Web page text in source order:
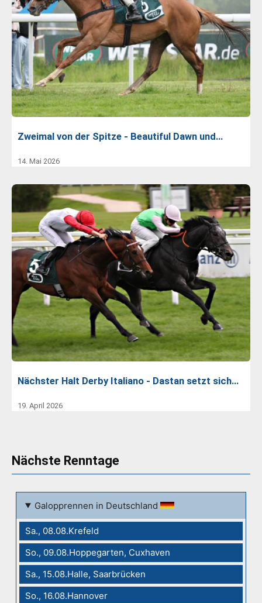
Zweimal von der Spitze - Beautiful Dawn und…
14. Mai 2026
Nächster Halt Derby Italiano - Dastan setzt sich…
19. April 2026
Nächste Renntage
Galopprennen in Deutschland
Sa., 08.08.Krefeld
So., 09.08.Hoppegarten, Cuxhaven
Sa., 15.08.Halle, Saarbrücken
So., 16.08.Hannover